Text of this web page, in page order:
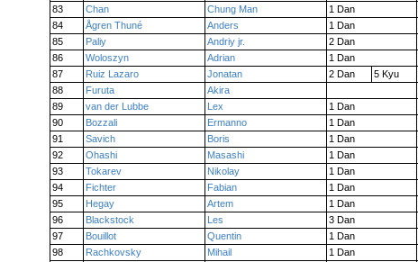
83
Chan Chung Man 1 Dan
84
Ågren Thuné Anders 1 Dan
85
Paliy Andriy jr. 2 Dan
86
Woloszyn Adrian 1 Dan
87
Ruiz Lazaro Jonatan 2 Dan 5 Kyu
88
Furuta Akira
89
van der Lubbe Lex 1 Dan
90
Bozzali Ermanno 1 Dan
91
Savich Boris 1 Dan
92
Ohashi Masashi 1 Dan
93
Tokarev Nikolay 1 Dan
94
Fichter Fabian 1 Dan
95
Hegay Artem 1 Dan
96
Blackstock Les 3 Dan
97
Bouillot Quentin 1 Dan
98
Rachkovsky Mihail 1 Dan